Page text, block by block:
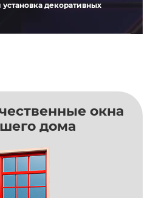
декоративных
окна
дома